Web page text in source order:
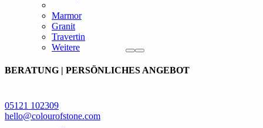
Marmor
Granit
Travertin
Weitere
BERATUNG | PERSÖNLICHES ANGEBOT
05121 102309
hello@colourofstone.com